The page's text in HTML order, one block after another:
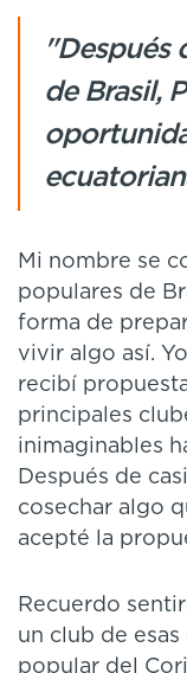
"Después
de Brasil,
Mi nombre se
populares de
forma de
vivir algo así.
recibí
principales
inimaginables
Después de
cosechar algo
acepté la
Recuerdo
un club de
popular del